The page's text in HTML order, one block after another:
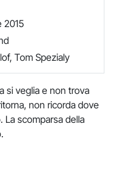
2015
Tom Spezialy
si veglia e non trova
non ricorda dove
La scomparsa della